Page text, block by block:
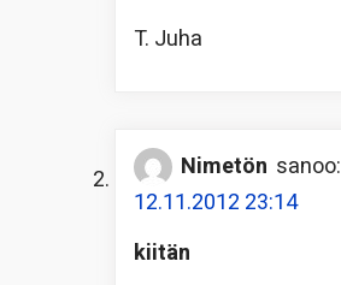
T. Juha
Nimetön sanoo:
12.11.2012 23:14
kiitän